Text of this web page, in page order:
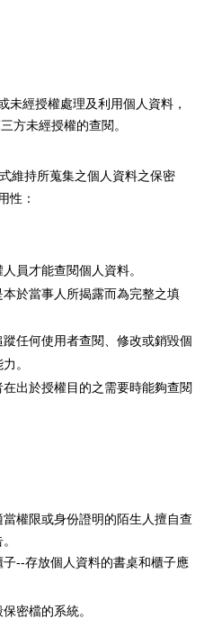
未經授權處理及利用個人資料，
方未經授權的查閱。
維持所蒐集之個人資料之保密
性：
員才能查閱個人資料。
於當事人所揭露而為完整之填
任何使用者查閱、修改或銷毀個
。
出於授權目的之需要時能夠查閱
權限或身份證明的陌生人擅自查
子--存放個人資料的書桌和櫃子應
密檔的系統。